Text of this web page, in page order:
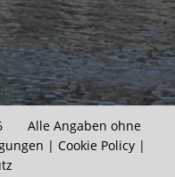
Alle Angaben ohne
| Cookie Policy|